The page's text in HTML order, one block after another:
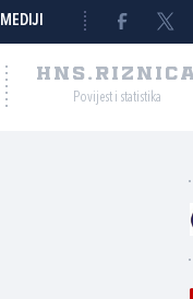
MEDIJI
Povijest i statistika